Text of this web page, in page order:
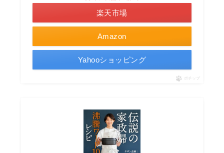
Amazon
楽天市場
Yahooショッピング
ポチップ